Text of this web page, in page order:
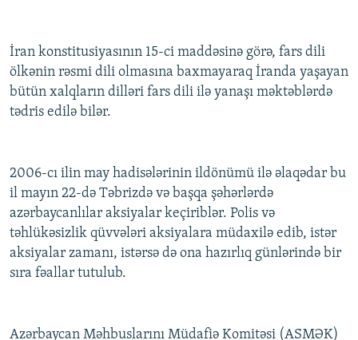
İran konstitusiyasının 15-ci maddəsinə görə, fars dili
ölkənin rəsmi dili olmasına baxmayaraq İranda yaşayan
bütün xalqların dilləri fars dili ilə yanaşı məktəblərdə
tədris edilə bilər.
2006-cı ilin may hadisələrinin ildönümü ilə əlaqədar bu
il mayın 22-də Təbrizdə və başqa şəhərlərdə
azərbaycanlılar aksiyalar keçiriblər. Polis və
təhlükəsizlik qüvvələri aksiyalara müdaxilə edib, istər
aksiyalar zamanı, istərsə də ona hazırlıq günlərində bir
sıra fəallar tutulub.
Azərbaycan Məhbuslarını Müdafiə Komitəsi (ASMƏK)